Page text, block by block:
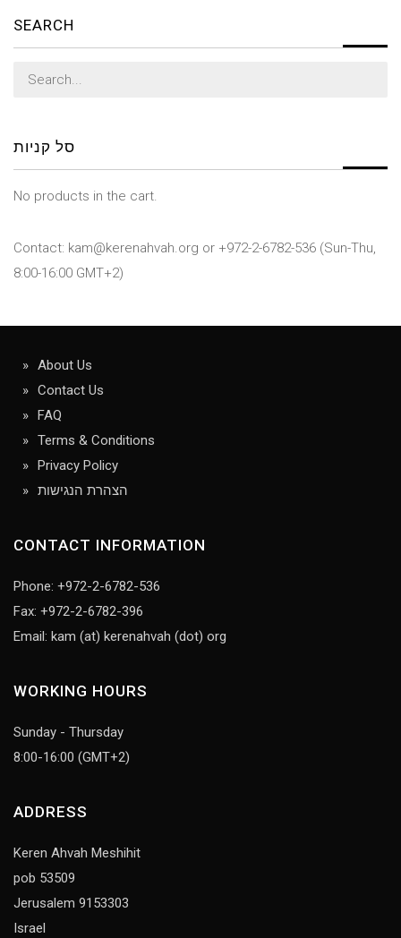
SEARCH
Search
סל קניות
No products in the cart.
Contact: kam@kerenahvah.org or +972-2-6782-536 (Sun-Thu,
8:00-16:00 GMT+2)
About Us
Contact Us
FAQ
Terms & Conditions
Privacy Policy
הצהרת הנגישות
CONTACT INFORMATION
Phone: +972-2-6782-536
Fax: +972-2-6782-396
Email: kam (at) kerenahvah (dot) org
WORKING HOURS
Sunday - Thursday
8:00-16:00 (GMT+2)
ADDRESS
Keren Ahvah Meshihit
pob 53509
Jerusalem 9153303
Israel